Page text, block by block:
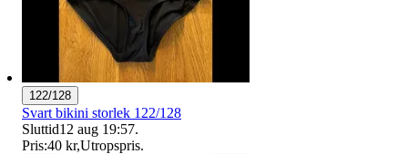
122/128
Svart bikini storlek 122/128
Sluttid12 aug 19:57.
Pris:40 kr,Utropspris.